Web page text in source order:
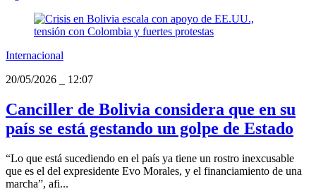
Internacional
20/05/2026
12:07
Canciller de Bolivia considera que en su
país se está gestando un golpe de Estado
“Lo que está sucediendo en el país ya tiene un rostro inexcusable
que es el del expresidente Evo Morales, y el financiamiento de una
marcha”, afi...